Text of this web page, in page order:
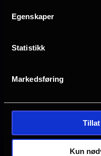
Egenskaper
Statistikk
Markedsføring
Kun
Distributør